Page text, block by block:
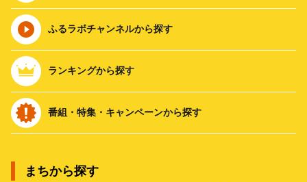
ふるラボチャンネルから探す
ランキングから探す
番組・特集・キャンペーンから探す
まちから探す